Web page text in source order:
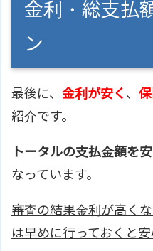
金利・総支払
ン
最後に、 金利が安く 、
紹介です。
トータルの支払金額を
なっています。
審査の結果金利が高く
は早めに行っておくと